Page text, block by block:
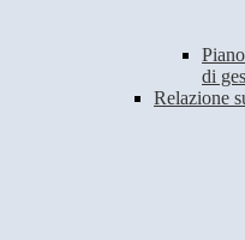
di
Relazione